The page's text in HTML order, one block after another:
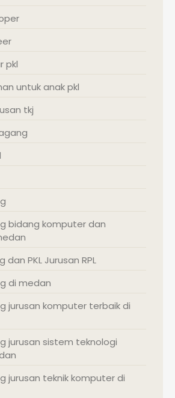
pkl
untuk anak pkl
tkj
bidang komputer dan
PKL Jurusan RPL
di medan
jurusan komputer terbaik di
jurusan sistem teknologi
jurusan teknik komputer di